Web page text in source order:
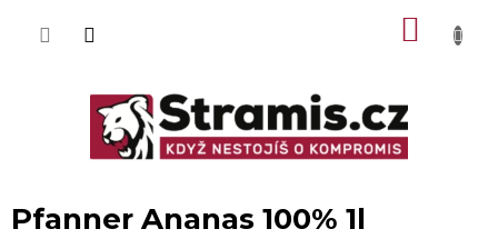
Pfanner Ananas 100% 1l